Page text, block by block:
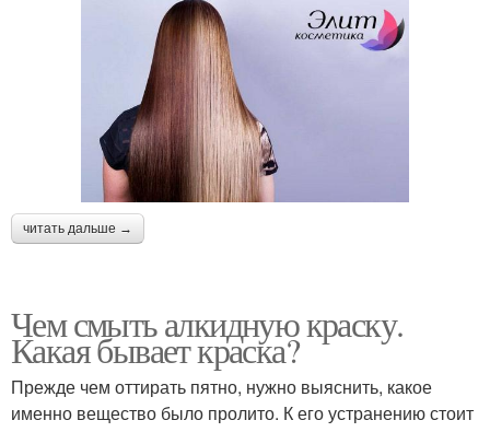
читать дальше →
Чем смыть алкидную краску.
Какая бывает краска?
Прежде чем оттирать пятно, нужно выяснить, какое
именно вещество было пролито. К его устранению стоит